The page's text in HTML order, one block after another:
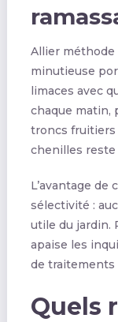
Allier
minutieuse
limaces avec
chaque matin,
troncs fruitiers
chenilles reste
L’avantage
sélectivité :
utile du jardin.
apaise les
de traitements
Quels